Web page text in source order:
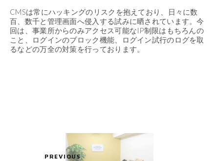
CMSは常にハッキングのリスクを抱えており、日々に数
百、数千と管理画面へ侵入する試みに晒されています。今
回は、事業所からのみアクセス可能なIP制限はもちろんの
こと、ログインのブロック機能、ログイン試行のログを取
るなどの万全の対策を行っております。
PREVIOUS